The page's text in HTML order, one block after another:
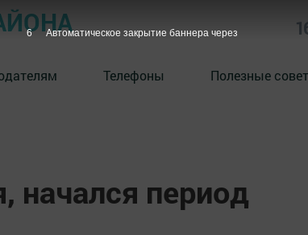
Телефоны Полезные
начался период
5 Автоматическое закрытие баннера через